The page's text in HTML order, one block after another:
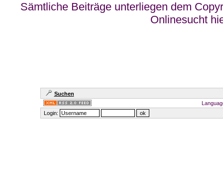
Sämtliche Beiträge unterliegen dem
Onlinesucht
Suchen
Login: